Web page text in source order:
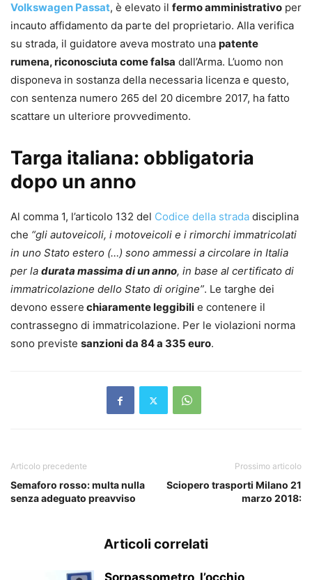
Volkswagen Passat, è elevato il fermo amministrativo per
incauto affidamento da parte del proprietario. Alla verifica
su strada, il guidatore aveva mostrato una patente
rumena, riconosciuta come falsa dall’Arma. L’uomo non
disponeva in sostanza della necessaria licenza e questo,
con sentenza numero 265 del 20 dicembre 2017, ha fatto
scattare un ulteriore provvedimento.
Targa italiana: obbligatoria
dopo un anno
Al comma 1, l’articolo 132 del Codice della strada disciplina
che “gli autoveicoli, i motoveicoli e i rimorchi immatricolati
in uno Stato estero (…) sono ammessi a circolare in Italia
per la durata massima di un anno, in base al certificato di
immatricolazione dello Stato di origine”. Le targhe dei
devono essere chiaramente leggibili e contenere il
contrassegno di immatricolazione. Per le violazioni norma
sono previste sanzioni da 84 a 335 euro.
Articolo precedente
Semaforo rosso: multa nulla
senza adeguato preavviso
Prossimo articolo
Sciopero trasporti Milano 21
marzo 2018:
Articoli correlati